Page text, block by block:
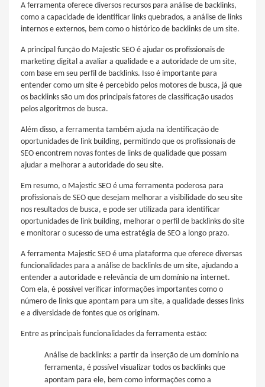
A ferramenta oferece diversos recursos para análise de backlinks,
como a capacidade de identificar links quebrados, a análise de links
internos e externos, bem como o histórico de backlinks de um site.
A principal função do Majestic SEO é ajudar os profissionais de
marketing digital a avaliar a qualidade e a autoridade de um site,
com base em seu perfil de backlinks. Isso é importante para
entender como um site é percebido pelos motores de busca, já que
os backlinks são um dos principais fatores de classificação usados
pelos algoritmos de busca.
Além disso, a ferramenta também ajuda na identificação de
oportunidades de link building, permitindo que os profissionais de
SEO encontrem novas fontes de links de qualidade que possam
ajudar a melhorar a autoridade do seu site.
Em resumo, o Majestic SEO é uma ferramenta poderosa para
profissionais de SEO que desejam melhorar a visibilidade do seu site
nos resultados de busca, e pode ser utilizada para identificar
oportunidades de link building, melhorar o perfil de backlinks do site
e monitorar o sucesso de uma estratégia de SEO a longo prazo.
A ferramenta Majestic SEO é uma plataforma que oferece diversas
funcionalidades para a análise de backlinks de um site, ajudando a
entender a autoridade e relevância de um domínio na internet.
Com ela, é possível verificar informações importantes como o
número de links que apontam para um site, a qualidade desses links
e a diversidade de fontes que os originam.
Entre as principais funcionalidades da ferramenta estão:
Análise de backlinks: a partir da inserção de um domínio na
ferramenta, é possível visualizar todos os backlinks que
apontam para ele, bem como informações como a